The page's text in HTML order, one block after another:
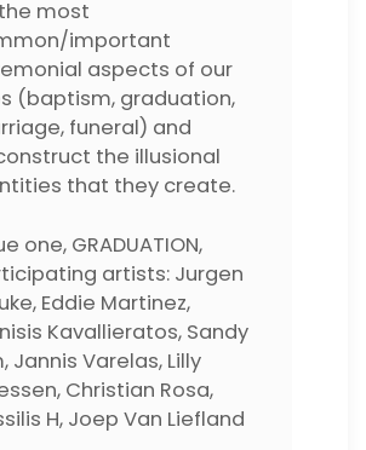
most
important
aspects of our
(baptism, graduation,
funeral) and
the illusional
that they create.
one, GRADUATION,
artists: Jurgen
Eddie Martinez,
Kavallieratos, Sandy
Jannis Varelas, Lilly
Christian Rosa,
H, Joep Van Liefland